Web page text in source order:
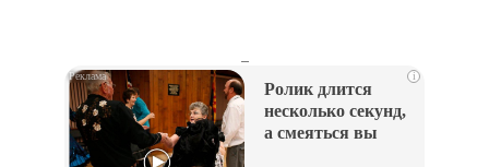
i
Ролик длится
несколько секунд,
а смеяться вы